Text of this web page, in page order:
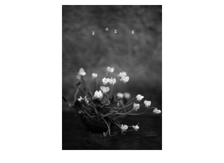
S'ABONNER
FACEBOOKINSTAGRAM
LINKEDIN